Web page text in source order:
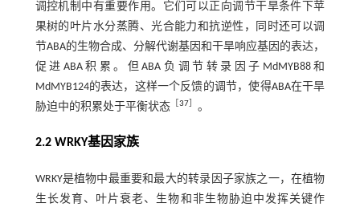
调控机制中有重要作用。它们可以正向调节干旱条件下苹
果树的叶片水分蒸腾、光合能力和抗逆性，同时还可以调
节ABA的生物合成、分解代谢基因和干旱响应基因的表达，
促进ABA积累。但ABA负调节转录因子MdMYB88和
MdMYB124的表达，这样一个反馈的调节，使得ABA在干旱
胁迫中的积累处于平衡状态［ 37］ 。
2.2 WRKY基因家族
WRKY是植物中最重要和最大的转录因子家族之一，在植物
生长发育、叶片衰老、生物和非生物胁迫中发挥关键作